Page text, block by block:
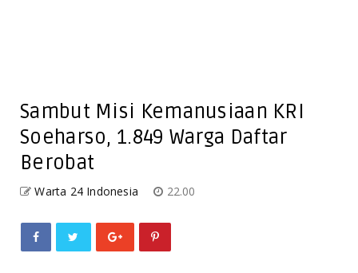
Sambut Misi Kemanusiaan KRI
Soeharso, 1.849 Warga Daftar
Berobat
Warta 24 Indonesia 22.00